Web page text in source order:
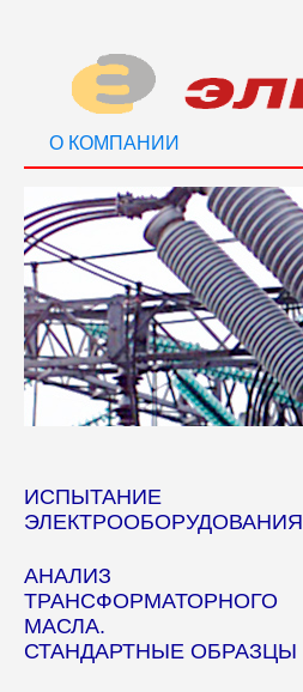
О КОМПАНИИ
ИСПЫТАНИЕ
ЭЛЕКТРООБОРУДОВАНИЯ
АНАЛИЗ
ТРАНСФОРМАТОРНОГО
МАСЛА.
СТАНДАРТНЫЕ ОБРАЗЦЫ